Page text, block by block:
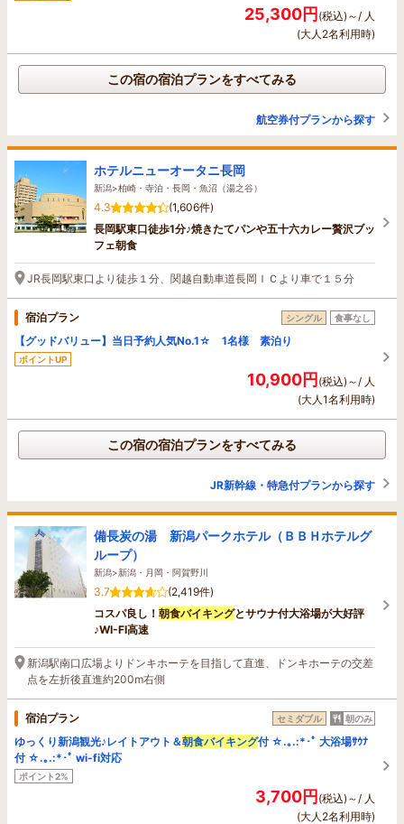
25,300円(税込)～/ 人
(大人2名利用時)
この宿の宿泊プランをすべてみる
航空券付プランから探す
ホテルニューオータニ長岡
新潟>柏崎・寺泊・長岡・魚沼（湯之谷）
4.3
(1,606件)
長岡駅東口徒歩1分♪焼きたてパンや五十六カレー贅沢ブッ
フェ朝食
JR長岡駅東口より徒歩１分、関越自動車道長岡ＩＣより車で１５分
宿泊プラン シングル 食事なし
【グッドバリュー】当日予約人気No.1☆ 1名様 素泊り
ポイントUP
10,900円(税込)～/ 人
(大人1名利用時)
この宿の宿泊プランをすべてみる
JR新幹線・特急付プランから探す
備長炭の湯 新潟パークホテル（ＢＢＨホテルグ
ループ）
新潟>新潟・月岡・阿賀野川
3.7
(2,419件)
コスパ良し！ 朝食バイキングとサウナ付大浴場が大好評
♪WI-FI高速
新潟駅南口広場よりドンキホーテを目指して直進、ドンキホーテの交差
点を左折後直進約200m右側
宿泊プラン セミダブル 朝のみ
ゆっくり新潟観光♪レイトアウト＆朝食バイキング付 ☆.｡.:*･ﾟ 大浴場ｻｳﾅ
付 ☆.｡.:*･ﾟ wi-fi対応
ポイント2%
3,700円(税込)～/ 人
(大人2名利用時)